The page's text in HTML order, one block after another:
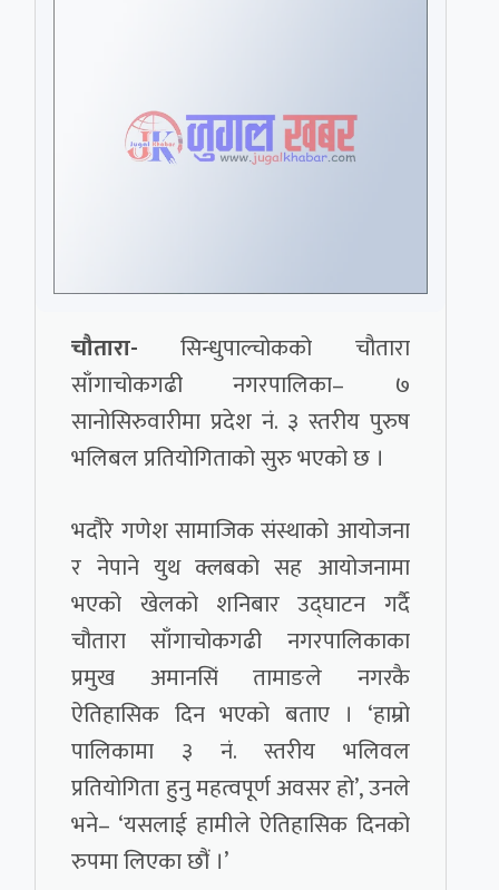
चौतारा- सिन्धुपाल्चोकको चौतारा
साँगाचोकगढी नगरपालिका– ७
सानोसिरुवारीमा प्रदेश नं. ३ स्तरीय पुरुष
भलिबल प्रतियोगिताको सुरु भएको छ ।
भदौरे गणेश सामाजिक संस्थाको आयोजना
र नेपाने युथ क्लबको सह आयोजनामा
भएको खेलको शनिबार उद्घाटन गर्दै
चौतारा साँगाचोकगढी नगरपालिकाका
प्रमुख अमानसिं तामाङले नगरकै
ऐतिहासिक दिन भएको बताए । ‘हाम्रो
पालिकामा ३ नं. स्तरीय भलिवल
प्रतियोगिता हुनु महत्वपूर्ण अवसर हो’, उनले
भने– ‘यसलाई हामीले ऐतिहासिक दिनको
रुपमा लिएका छौं ।’